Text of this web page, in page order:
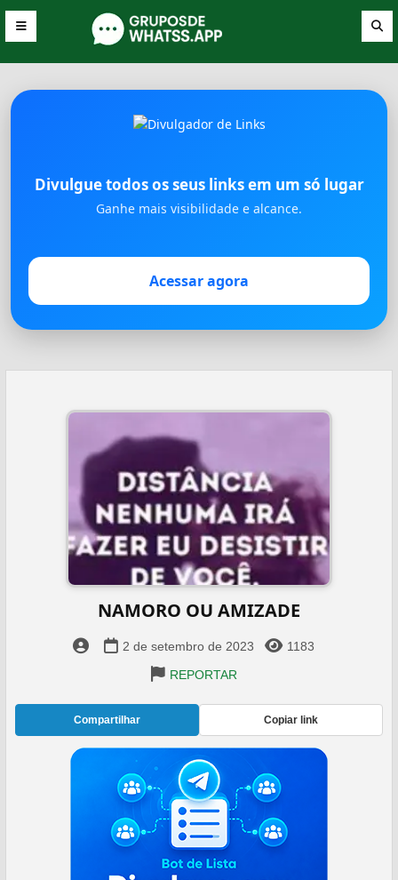
Divulgue todos os seus links em um só lugar
Ganhe mais visibilidade e alcance.
Acessar agora
NAMORO OU AMIZADE
2 de setembro de 2023
1183
REPORTAR
Compartilhar Copiar link